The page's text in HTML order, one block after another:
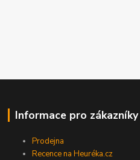
Informace pro zákazníky
Prodejna
Recence na Heuréka.cz